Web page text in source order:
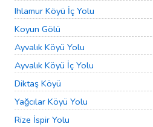
Ihlamur Köyü İç Yolu
Koyun Gölü
Ayvalık Köyü Yolu
Ayvalık Köyü İç Yolu
Diktaş Köyü
Yağcılar Köyü Yolu
Rize İspir Yolu